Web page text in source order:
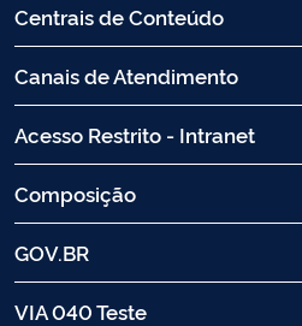
Centrais de Conteúdo
Canais de Atendimento
Acesso Restrito - Intranet
Composição
GOV.BR
VIA 040 Teste